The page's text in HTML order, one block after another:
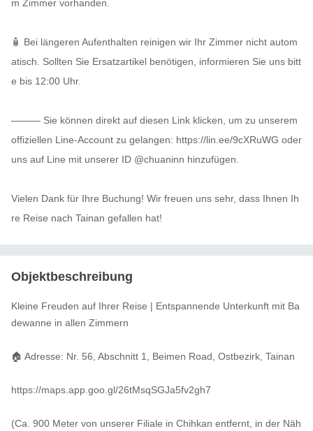
m Zimmer vorhanden.
🧴 Bei längeren Aufenthalten reinigen wir Ihr Zimmer nicht autom
atisch. Sollten Sie Ersatzartikel benötigen, informieren Sie uns bitt
e bis 12:00 Uhr.
——— Sie können direkt auf diesen Link klicken, um zu unserem
offiziellen Line-Account zu gelangen: https://lin.ee/9cXRuWG oder
uns auf Line mit unserer ID @chuaninn hinzufügen.
Vielen Dank für Ihre Buchung! Wir freuen uns sehr, dass Ihnen Ih
re Reise nach Tainan gefallen hat!
Objektbeschreibung
Kleine Freuden auf Ihrer Reise | Entspannende Unterkunft mit Ba
dewanne in allen Zimmern
🏠 Adresse: Nr. 56, Abschnitt 1, Beimen Road, Ostbezirk, Tainan
https://maps.app.goo.gl/26tMsqSGJa5fv2gh7
(Ca. 900 Meter von unserer Filiale in Chihkan entfernt, in der Näh